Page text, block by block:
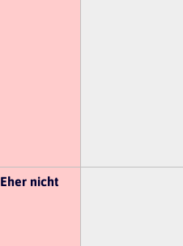
Eher nicht